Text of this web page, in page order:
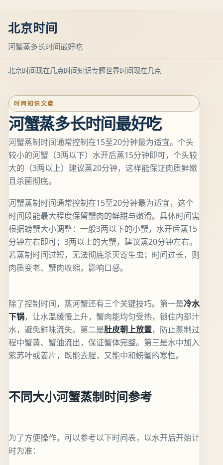
北京时间
河蟹蒸多长时间最好吃
北京时间现在几点时间知识专题世界时间现在几点
时间知识文章
河蟹蒸多长时间最好吃
河蟹蒸制时间通常控制在15至20分钟最为适宜。个头
较小的河蟹（3两以下）水开后蒸15分钟即可，个头较
大的（3两以上）建议蒸20分钟，这样能保证肉质鲜嫩
且杀菌彻底。
河蟹蒸制时间通常控制在15至20分钟最为适宜，这个
时间段能最大程度保留蟹肉的鲜甜与嫩滑。具体时间需
根据螃蟹大小调整：一般3两以下的小蟹，水开后蒸15
分钟左右即可；3两以上的大蟹，建议蒸20分钟左右。
若蒸制时间过短，无法彻底杀灭寄生虫；时间过长，则
肉质变老、蟹肉收缩，影响口感。
除了控制时间，蒸河蟹还有三个关键技巧。第一是冷水
下锅，让水温缓慢上升，蟹肉能均匀受热，锁住内部汁
水，避免鲜味流失。第二是肚皮朝上放置，防止蒸制过
程中蟹黄、蟹油流出，保证蟹体完整。第三是水中加入
紫苏叶或姜片，既能去腥，又能中和螃蟹的寒性。
不同大小河蟹蒸制时间参考
为了方便操作，可以参考以下时间表，以水开后开始计
时为准：